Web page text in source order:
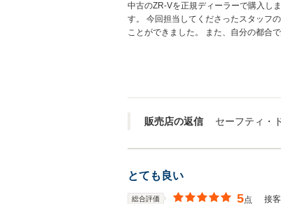
中古のZR-Vを正規ディーラーで購入し
す。 今回担当してくださったスタッフ
ことができました。 また、自分の都合
販売店の返信
とても良い
総合評価 5点 接客